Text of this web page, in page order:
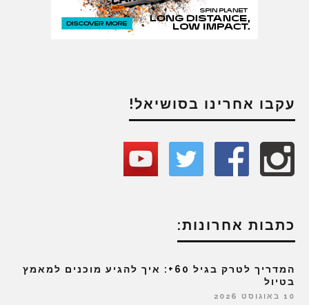
עקבו אחרינו בסושיאל!
כתבות אחרונות:
המדריך לטרק בגיל 60+: איך להגיע מוכנים למאמץ
בטיול
10 באוגוסט 2026